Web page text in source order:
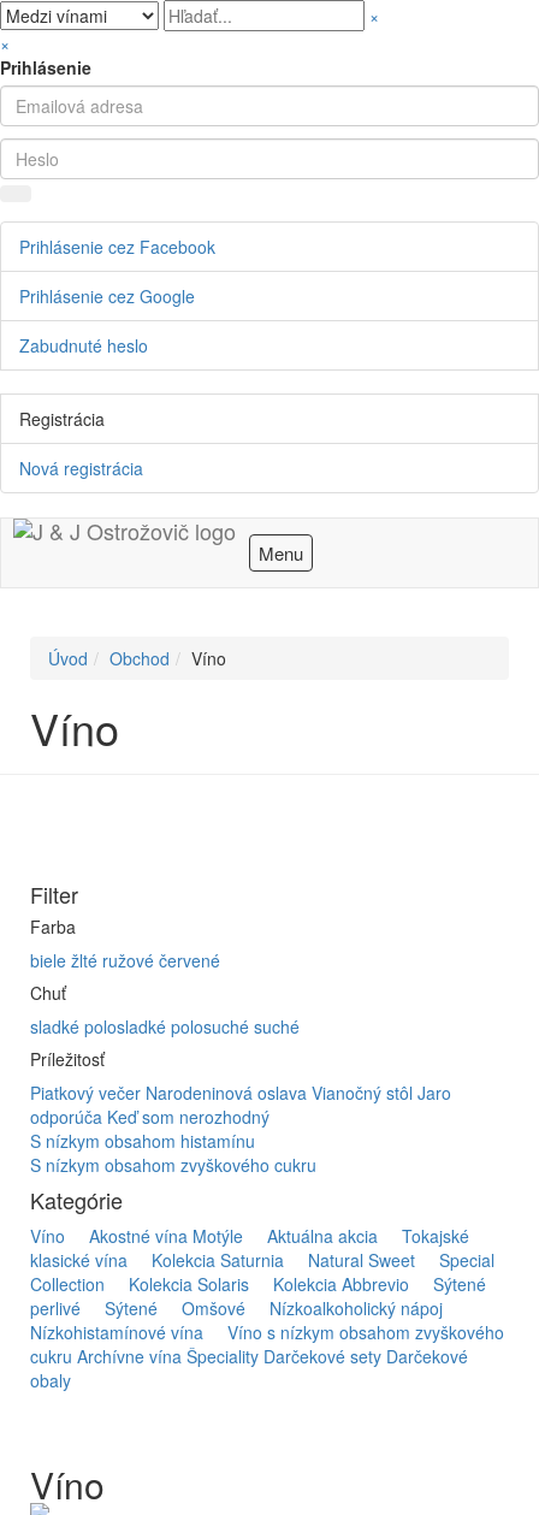
×
×
Prihlásenie
Prihlásenie cez Facebook
Prihlásenie cez Google
Zabudnuté heslo
Registrácia
Nová registrácia
Menu
Úvod Obchod Víno
Víno
Filter
Farba
biele žlté ružové červené
Chuť
sladké polosladké polosuché suché
Príležitosť
Piatkový večer Narodeninová oslava Vianočný stôl Jaro
odporúča Keď som nerozhodný
S nízkym obsahom histamínu
S nízkym obsahom zvyškového cukru
Kategórie
Víno Akostné vína Motýle Aktuálna akcia
Tokajské
klasické vína
Kolekcia Saturnia Natural Sweet
Special
Collection
Kolekcia Solaris Kolekcia Abbrevio
Sýtené
perlivé
Sýtené Omšové
Nízkoalkoholický nápoj
Nízkohistamínové vína
Víno s nízkym obsahom zvyškového
cukru Archívne vína Špeciality Darčekové sety Darčekové
obaly
Víno